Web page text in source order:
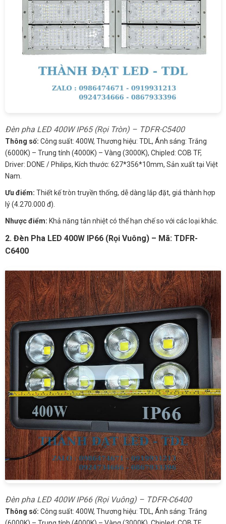
Đèn pha LED 400W IP65 (Rọi Tròn) – TDFR-C5400
Thông số: Công suất: 400W, Thương hiệu: TDL, Ánh sáng: Trắng
(6000K) – Trung tính (4000K) – Vàng (3000K), Chipled: COB TF,
Driver: DONE / Philips, Kích thước: 627*356*10mm, Sản xuất tại Việt
Nam.
Ưu điểm: Thiết kế tròn truyền thống, dễ dàng lắp đặt, giá thành hợp
lý (4.270.000 đ).
Nhược điểm: Khả năng tản nhiệt có thể hạn chế so với các loại khác.
2. Đèn Pha LED 400W IP66 (Rọi Vuông) – Mã: TDFR-
C6400
Đèn pha LED 400W IP66 (Rọi Vuông) – TDFR-C6400
Thông số: Công suất: 400W, Thương hiệu: TDL, Ánh sáng: Trắng